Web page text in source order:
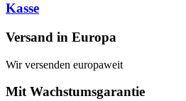
Kasse
Versand in Europa
Wir versenden europaweit
Mit Wachstumsgarantie